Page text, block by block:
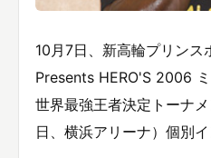
10月7日、新高輪プリン
Presents HERO'S 2006
世界最強王者決定トーナ
日、横浜アリーナ）個別